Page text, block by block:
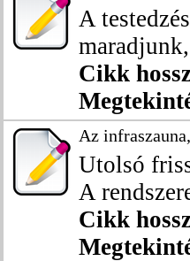
A
Cikk
Az
Utolsó
A
Cikk